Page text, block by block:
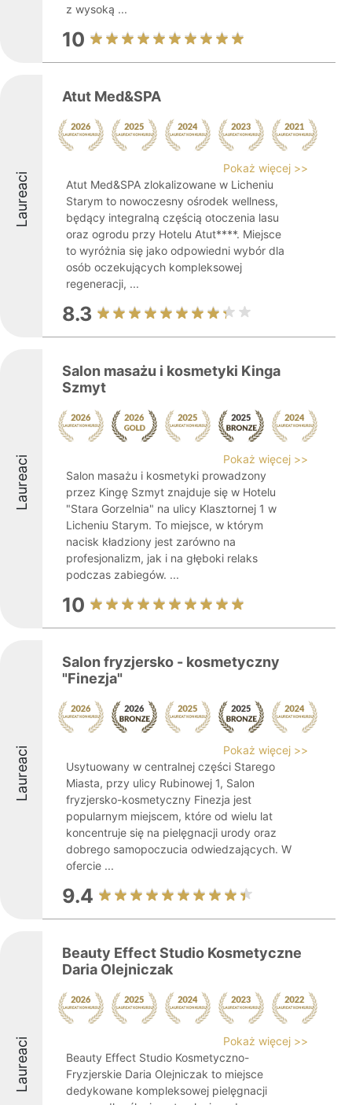
z wysoką ...
10
Laureaci
Atut Med&SPA
Pokaż więcej >>
Atut Med&SPA zlokalizowane w Licheniu
Starym to nowoczesny ośrodek wellness,
będący integralną częścią otoczenia lasu
oraz ogrodu przy Hotelu Atut****. Miejsce
to wyróżnia się jako odpowiedni wybór dla
osób oczekujących kompleksowej
regeneracji, ...
8.3
Laureaci
Salon masażu i kosmetyki Kinga
Szmyt
Pokaż więcej >>
Salon masażu i kosmetyki prowadzony
przez Kingę Szmyt znajduje się w Hotelu
"Stara Gorzelnia" na ulicy Klasztornej 1 w
Licheniu Starym. To miejsce, w którym
nacisk kładziony jest zarówno na
profesjonalizm, jak i na głęboki relaks
podczas zabiegów. ...
10
Laureaci
Salon fryzjersko - kosmetyczny
"Finezja"
Pokaż więcej >>
Usytuowany w centralnej części Starego
Miasta, przy ulicy Rubinowej 1, Salon
fryzjersko-kosmetyczny Finezja jest
popularnym miejscem, które od wielu lat
koncentruje się na pielęgnacji urody oraz
dobrego samopoczucia odwiedzających. W
ofercie ...
9.4
Laureaci
Beauty Effect Studio Kosmetyczne
Daria Olejniczak
Pokaż więcej >>
Beauty Effect Studio Kosmetyczno-
Fryzjerskie Daria Olejniczak to miejsce
dedykowane kompleksowej pielęgnacji